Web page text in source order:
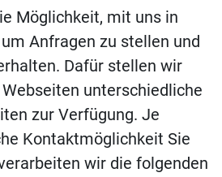
Möglichkeit, mit uns in
Anfragen zu stellen und
Dafür stellen wir
unterschiedliche
zur Verfügung. Je
Kontaktmöglichkeit Sie
wir die folgenden